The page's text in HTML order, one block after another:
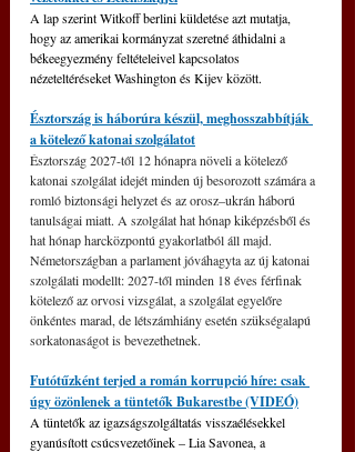
A lap szerint Witkoff berlini küldetése azt mutatja,
hogy az amerikai kormányzat szeretné áthidalni a
békeegyezmény feltételeivel kapcsolatos
nézeteltéréseket Washington és Kijev között.
Észtország is háborúra készül, meghosszabbítják
a kötelező katonai szolgálatot
Észtország 2027-től 12 hónapra növeli a kötelező
katonai szolgálat idejét minden új besorozott számára a
romló biztonsági helyzet és az orosz–ukrán háború
tanulságai miatt. A szolgálat hat hónap kiképzésből és
hat hónap harcközpontú gyakorlatból áll majd.
Németországban a parlament jóváhagyta az új katonai
szolgálati modellt: 2027-től minden 18 éves férfinak
kötelező az orvosi vizsgálat, a szolgálat egyelőre
önkéntes marad, de létszámhiány esetén szükségalapú
sorkatonaságot is bevezethetnek.
Futótűzként terjed a román korrupció híre: csak
úgy özönlenek a tüntetők Bukarestbe (VIDEÓ)
A tüntetők az igazságszolgáltatás visszaélésekkel
gyanúsított csúcsvezetőinek – Lia Savonea, a